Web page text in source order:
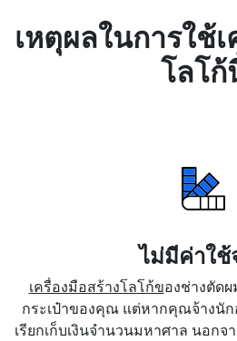
เหตุผลในการใช้
โลโก้
ไม่มีค่าใช้
เครื่องมือสร้างโลโก้ของช่างตัด
กระเป๋าของคุณ แต่หากคุณจ้างนัก
เรียกเก็บเงินจำนวนมหาศาล นอกจ